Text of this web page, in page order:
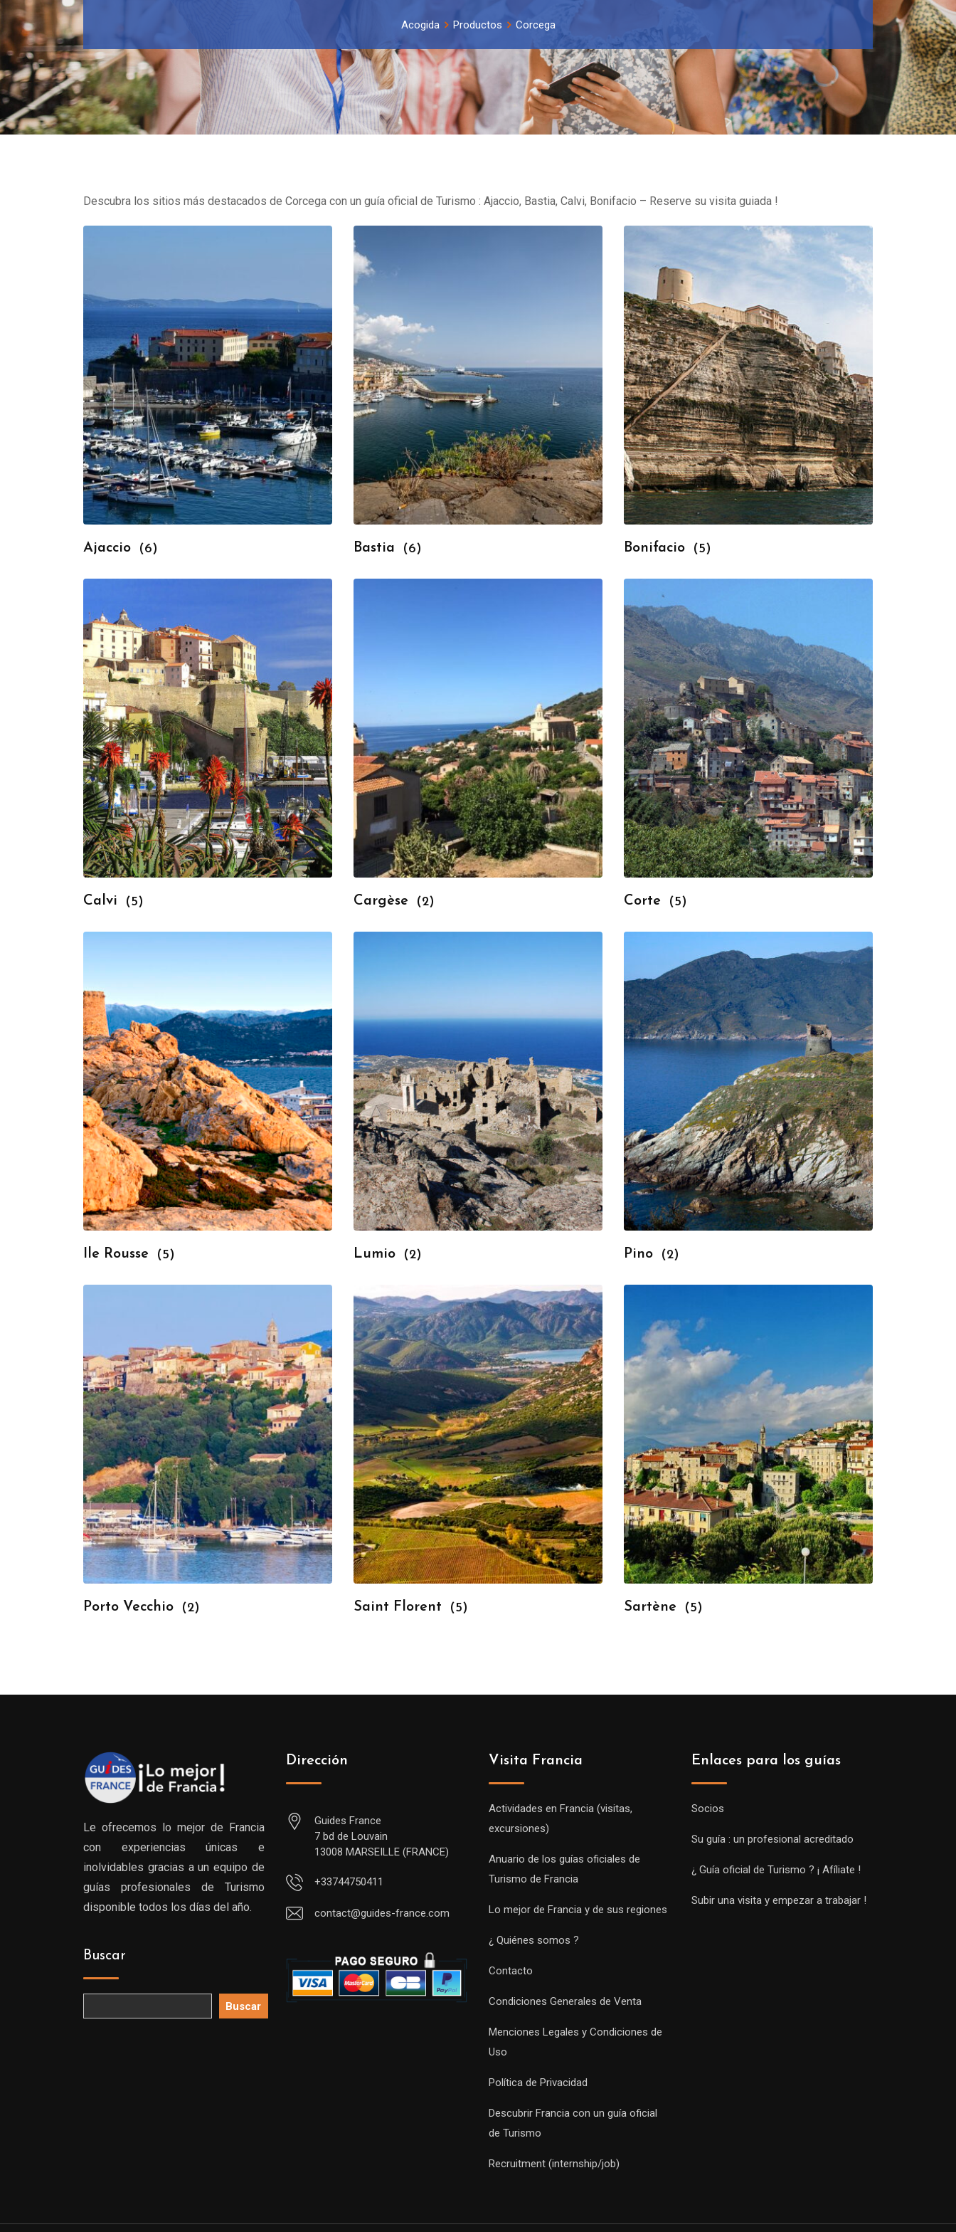
Acogida Productos Corcega
Descubra los sitios más destacados de Corcega con un guía oficial de Turismo : Ajaccio, Bastia, Calvi, Bonifacio – Reserve su visita guiada !
Ajaccio (6) Bastia (6) Bonifacio (5)
Calvi (5) Cargèse (2) Corte (5)
Ile Rousse (5) Lumio (2) Pino (2)
Porto Vecchio (2) Saint Florent (5) Sartène (5)
Le ofrecemos lo mejor de Francia
con experiencias únicas e
inolvidables gracias a un equipo de
guías profesionales de Turismo
disponible todos los días del año.
Buscar
Buscar
Dirección
Guides France
7 bd de Louvain
13008 MARSEILLE (FRANCE)
+33744750411
contact@guides-france.com
Visita Francia
Actividades en Francia (visitas,
excursiones)
Anuario de los guías oficiales de
Turismo de Francia
Lo mejor de Francia y de sus regiones
¿ Quiénes somos ?
Contacto
Condiciones Generales de Venta
Menciones Legales y Condiciones de
Uso
Política de Privacidad
Descubrir Francia con un guía oficial
de Turismo
Recruitment (internship/job)
Enlaces para los guías
Socios
Su guía : un profesional acreditado
¿ Guía oficial de Turismo ? ¡ Afíliate !
Subir una visita y empezar a trabajar !